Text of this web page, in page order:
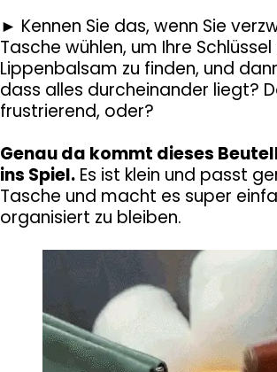
► Kennen Sie das, wenn Sie
Tasche wühlen, um Ihre
Lippenbalsam zu finden, und
dass alles durcheinander liegt?
frustrierend, oder?
Genau da kommt dieses
ins Spiel.Es ist klein und passt
Tasche und macht es super
organisiert zu bleiben.